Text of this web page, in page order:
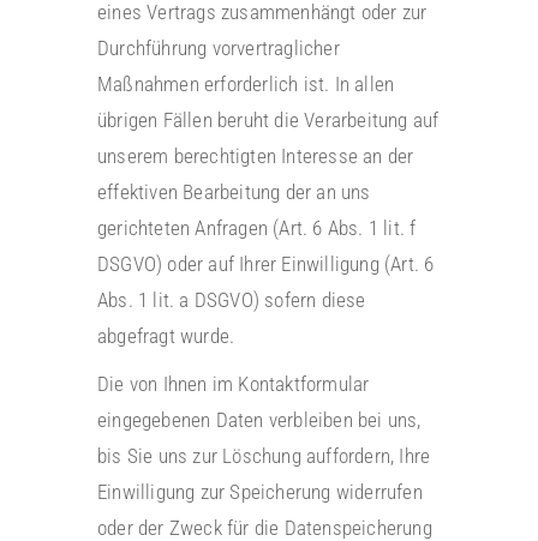
eines Vertrags zusammenhängt oder zur
Durchführung vorvertraglicher
Maßnahmen erforderlich ist. In allen
übrigen Fällen beruht die Verarbeitung auf
unserem berechtigten Interesse an der
effektiven Bearbeitung der an uns
gerichteten Anfragen (Art. 6 Abs. 1 lit. f
DSGVO) oder auf Ihrer Einwilligung (Art. 6
Abs. 1 lit. a DSGVO) sofern diese
abgefragt wurde.
Die von Ihnen im Kontaktformular
eingegebenen Daten verbleiben bei uns,
bis Sie uns zur Löschung auffordern, Ihre
Einwilligung zur Speicherung widerrufen
oder der Zweck für die Datenspeicherung